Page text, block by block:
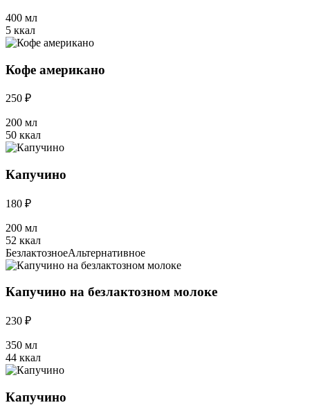
400 мл
5 ккал
Кофе американо
250 ₽
200 мл
50 ккал
Капучино
180 ₽
200 мл
52 ккал
БезлактозноеАльтернативное
Капучино на безлактозном молоке
230 ₽
350 мл
44 ккал
Капучино